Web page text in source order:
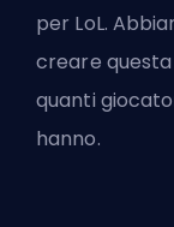
per LoL.
creare
quanti
hanno.